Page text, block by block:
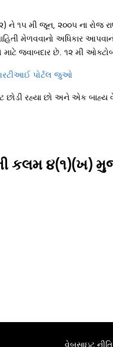
૧૫ મી જૂન, ૨૦૦૫ ના રોજ
મેળવવાનો અધિકાર
જવાબદાર છે. ૧૨ મી
પોર્ટલ જુઓ
છોડી રહ્યા છો અને એક
કલમ ૪(૧)(ખ)